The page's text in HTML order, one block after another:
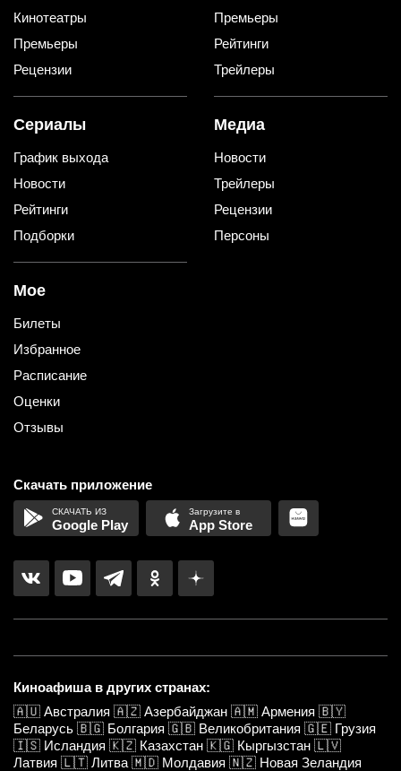
Кинотеатры
Премьеры
Рецензии
Премьеры
Рейтинги
Трейлеры
Сериалы
График выхода
Новости
Рейтинги
Подборки
Медиа
Новости
Трейлеры
Рецензии
Персоны
Мое
Билеты
Избранное
Расписание
Оценки
Отзывы
Скачать приложение
Google Play App Store
Киноафиша в других странах:
🇦🇺 Австралия 🇦🇿 Азербайджан 🇦🇲 Армения 🇧🇾
Беларусь 🇧🇬 Болгария 🇬🇧 Великобритания 🇬🇪 Грузия
🇮🇸 Исландия 🇰🇿 Казахстан 🇰🇬 Кыргызстан 🇱🇻
Латвия 🇱🇹 Литва 🇲🇩 Молдавия 🇳🇿 Новая Зеландия